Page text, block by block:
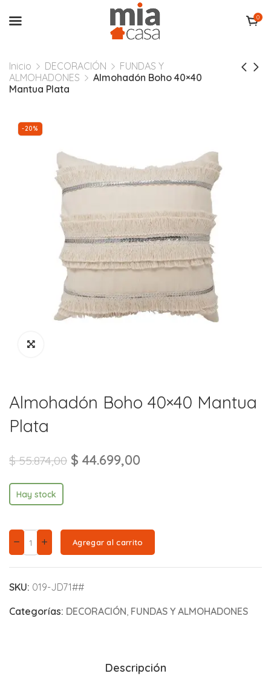
0
Inicio DECORACIÓN
FUNDAS Y
ALMOHADONES
Almohadón Boho 40×40
Mantua Plata
-20%
Almohadón Boho 40×40 Mantua
Plata
$55.874,00 $ 44.699,00
Hay stock
Agregar al carrito
SKU: 019-JD71##
Categorías: DECORACIÓN, FUNDAS Y ALMOHADONES
Descripción